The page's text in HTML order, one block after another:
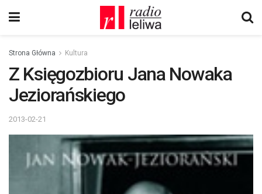
Strona Główna Kultura
Z Księgozbioru Jana Nowaka
Jeziorańskiego
2013-02-21